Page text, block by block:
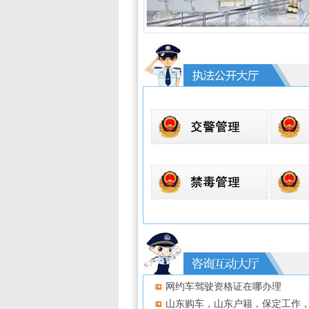
网约车驾驶资格证在哪办理
山东购车，山东户籍，保定工作